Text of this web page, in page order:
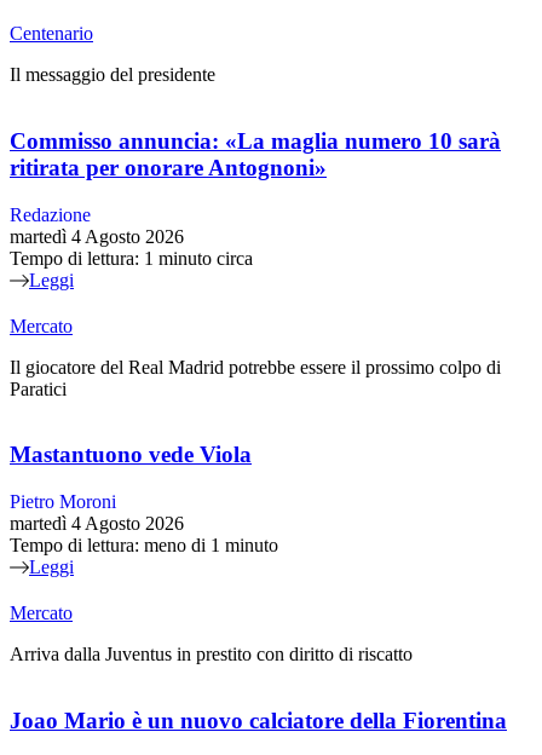
Centenario
Il messaggio del presidente
Commisso annuncia: «La maglia numero 10 sarà
ritirata per onorare Antognoni»
Redazione
martedì 4 Agosto 2026
Tempo di lettura: 1 minuto circa
Leggi
Mercato
Il giocatore del Real Madrid potrebbe essere il prossimo colpo di
Paratici
Mastantuono vede Viola
Pietro Moroni
martedì 4 Agosto 2026
Tempo di lettura: meno di 1 minuto
Leggi
Mercato
Arriva dalla Juventus in prestito con diritto di riscatto
Joao Mario è un nuovo calciatore della Fiorentina